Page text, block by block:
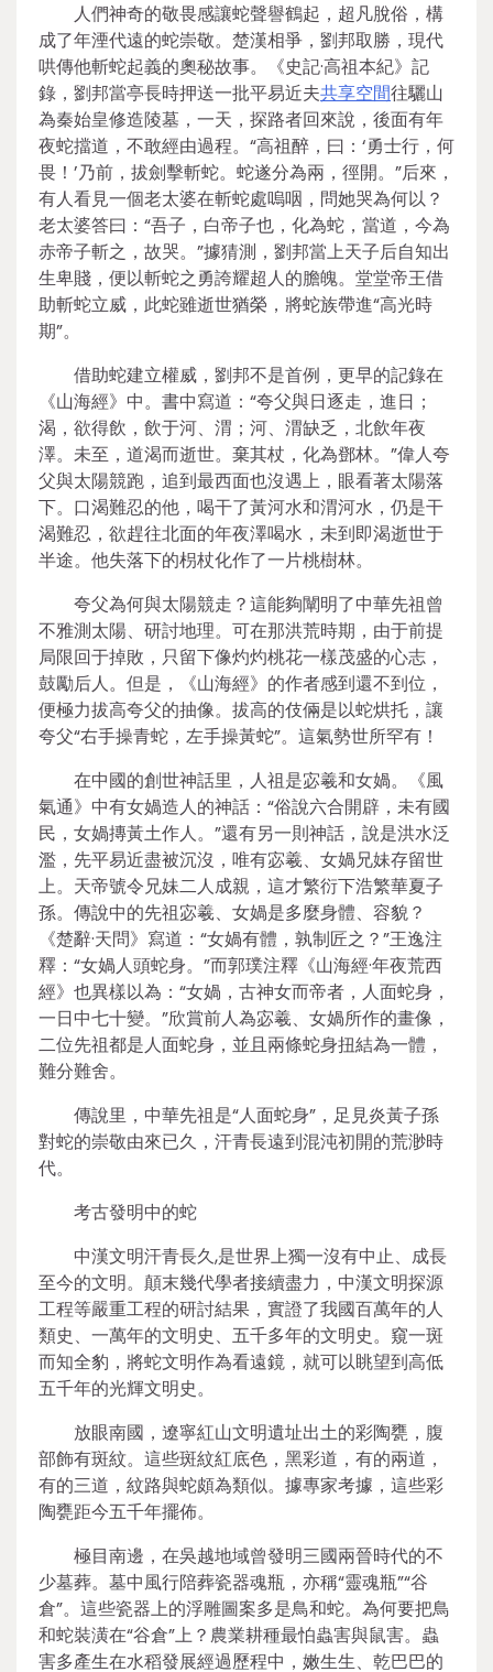
人們神奇的敬畏感讓蛇聲譽鶴起，超凡脫俗，構
成了年湮代遠的蛇崇敬。楚漢相爭，劉邦取勝，現代
哄傳他斬蛇起義的奧秘故事。《史記·高祖本紀》記
錄，劉邦當亭長時押送一批平易近夫共享空間往驪山
為秦始皇修造陵墓，一天，探路者回來說，後面有年
夜蛇擋道，不敢經由過程。“高祖醉，曰：‘勇士行，何
畏！’乃前，拔劍擊斬蛇。蛇遂分為兩，徑開。”后來，
有人看見一個老太婆在斬蛇處嗚咽，問她哭為何以？
老太婆答曰：“吾子，白帝子也，化為蛇，當道，今為
赤帝子斬之，故哭。”據猜測，劉邦當上天子后自知出
生卑賤，便以斬蛇之勇誇耀超人的膽魄。堂堂帝王借
助斬蛇立威，此蛇雖逝世猶榮，將蛇族帶進“高光時
期”。
借助蛇建立權威，劉邦不是首例，更早的記錄在
《山海經》中。書中寫道：“夸父與日逐走，進日；
渴，欲得飲，飲于河、渭；河、渭缺乏，北飲年夜
澤。未至，道渴而逝世。棄其杖，化為鄧林。”偉人夸
父與太陽競跑，追到最西面也沒遇上，眼看著太陽落
下。口渴難忍的他，喝干了黃河水和渭河水，仍是干
渴難忍，欲趕往北面的年夜澤喝水，未到即渴逝世于
半途。他失落下的枴杖化作了一片桃樹林。
夸父為何與太陽競走？這能夠闡明了中華先祖曾
不雅測太陽、研討地理。可在那洪荒時期，由于前提
局限回于掉敗，只留下像灼灼桃花一樣茂盛的心志，
鼓勵后人。但是，《山海經》的作者感到還不到位，
便極力拔高夸父的抽像。拔高的伎倆是以蛇烘托，讓
夸父“右手操青蛇，左手操黃蛇”。這氣勢世所罕有！
在中國的創世神話里，人祖是宓羲和女媧。《風
氣通》中有女媧造人的神話：“俗說六合開辟，未有國
民，女媧摶黃土作人。”還有另一則神話，說是洪水泛
濫，先平易近盡被沉沒，唯有宓羲、女媧兄妹存留世
上。天帝號令兄妹二人成親，這才繁衍下浩繁華夏子
孫。傳說中的先祖宓羲、女媧是多麼身體、容貌？
《楚辭·天問》寫道：“女媧有體，孰制匠之？”王逸注
釋：“女媧人頭蛇身。”而郭璞注釋《山海經·年夜荒西
經》也異樣以為：“女媧，古神女而帝者，人面蛇身，
一日中七十變。”欣賞前人為宓羲、女媧所作的畫像，
二位先祖都是人面蛇身，並且兩條蛇身扭結為一體，
難分難舍。
傳說里，中華先祖是“人面蛇身”，足見炎黃子孫
對蛇的崇敬由來已久，汗青長遠到混沌初開的荒渺時
代。
考古發明中的蛇
中漢文明汗青長久,是世界上獨一沒有中止、成長
至今的文明。顛末幾代學者接續盡力，中漢文明探源
工程等嚴重工程的研討結果，實證了我國百萬年的人
類史、一萬年的文明史、五千多年的文明史。窺一斑
而知全豹，將蛇文明作為看遠鏡，就可以眺望到高低
五千年的光輝文明史。
放眼南國，遼寧紅山文明遺址出土的彩陶甕，腹
部飾有斑紋。這些斑紋紅底色，黑彩道，有的兩道，
有的三道，紋路與蛇頗為類似。據專家考據，這些彩
陶甕距今五千年擺佈。
極目南邊，在吳越地域曾發明三國兩晉時代的不
少墓葬。墓中風行陪葬瓷器魂瓶，亦稱“靈魂瓶”“谷
倉”。這些瓷器上的浮雕圖案多是鳥和蛇。為何要把鳥
和蛇裝潢在“谷倉”上？農業耕種最怕蟲害與鼠害。蟲
害多產生在水稻發展經過歷程中，嫩生生、乾巴巴的